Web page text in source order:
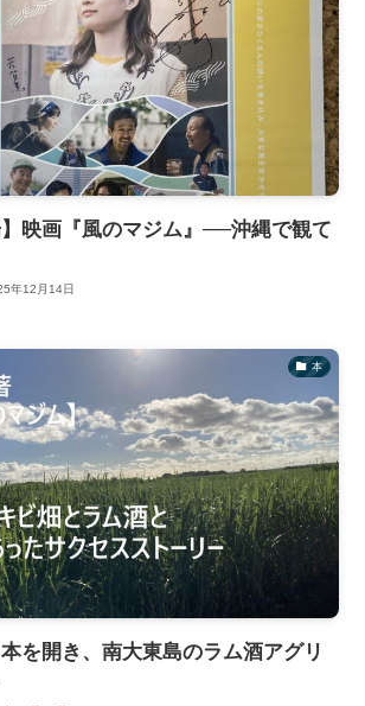
映画『風のマジム』──沖縄で観て
年12月14日
本
本を開き、南大東島のラム酒アグリ